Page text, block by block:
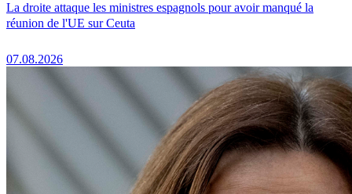
La droite attaque les ministres espagnols pour avoir manqué la
réunion de l'UE sur Ceuta
07.08.2026